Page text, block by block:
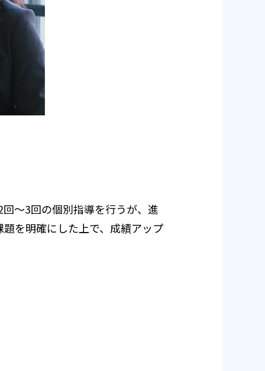
〜3回の個別指導を行うが、進
を明確にした上で、成績アップ